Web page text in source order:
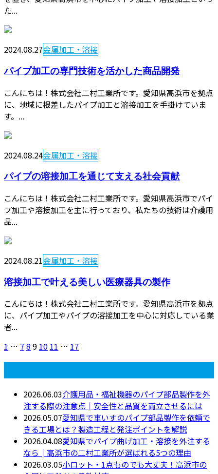
た...
2024.08.27金属加工・溶接
パイプ加工の専門技術を活かした商品開発
こんにちは！株式会社二村工業所です。愛知県高浜市を拠点
に、地域に根差したパイプ加工と溶接加工を手掛けていま
す。...
2024.08.24金属加工・溶接
パイプの溶接加工を通じて支える社会貢献
こんにちは！株式会社二村工業所です。愛知県高浜市でパイ
プ加工や溶接加工を主に行っており、私たちの技術は介護用
品...
2024.08.21金属加工・溶接
溶接加工で叶える美しい医療器具の製作
こんにちは！株式会社二村工業所です。愛知県高浜市を拠点
に、パイプ加工やパイプの溶接加工を中心に対応している業
者...
1 … 7 8 9 10 11 … 17
2026.06.03介護用品・福祉機器のパイプ部品製作を外
注する際の注意点│安全性と品質を両立させるには
2026.05.07愛知県で車いすのパイプ部品製作を依頼で
きる工場とは？製造工程と発注ポイントを解説
2026.04.08愛知県でパイプ曲げ加工・溶接を外注する
なら│高浜市の二村工業所が選ばれる5つの理由
2026.03.05小ロット・1点ものでも大丈夫！高浜市の